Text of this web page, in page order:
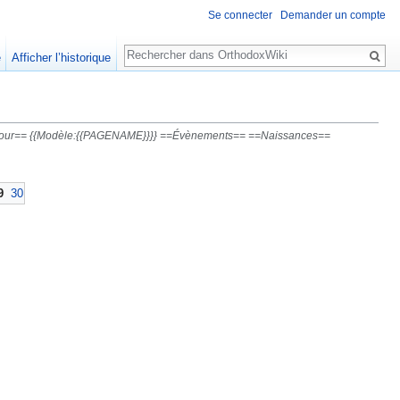
{{Modèle:{{PAGENAME}}}} ==Évènements== ==Naissances==
30
Se connecter Demander un compte
Afficher l’historique
Rechercher